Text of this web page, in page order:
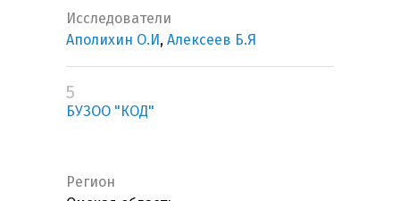
Исследователи
Аполихин О.И, Алексеев Б.Я
5
БУЗОО "КОД"
Регион